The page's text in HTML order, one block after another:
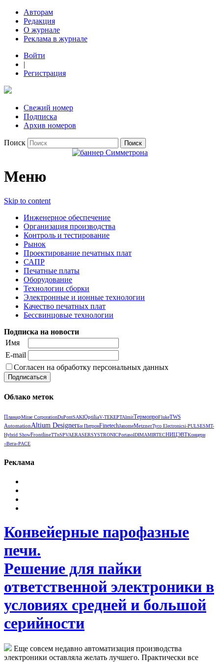
Авторам
Редакция
О журнале
Реклама в журнале
Войти
|
Регистрация
Свежий номер
Подписка
Архив номеров
Поиск
Меню
Skip to content
Инженерное обеспечение
Организация производства
Контроль и тестирование
Рынок
Проектирование печатных плат
САПР
Печатные платы
Оборудование
Технологии сборки
Электронные и ионные технологии
Качество печатных плат
Бессвинцовые технологии
Подписка на новости
Имя
E-mail
Согласен на обработку персональных данных
Облако меток
ПланарMirae CorporationDuPontSAKIOptiliaV‑TEKEPTAlmitТермопроFlukeTWS
AutomationAltium DesignerБи ПитронFinetechJanomeMetznerTyco Electronicsi-PULSESMT-
Hybrid ShowFrontlineTTnSPVAERASERSYSTRONICPortasolDIMAMIRTECНИЦЭВТКонцерн
«Вега»РАСЕ
Реклама
Конвейерные парофазные
печи.
Решение для пайки
ответственной электроники в
условиях средней и большой
серийности
Еще совсем недавно автоматизация производства
электроники оставляла желать лучшего. Практически все